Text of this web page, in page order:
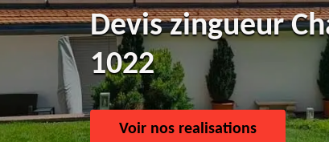
Devis zingueur
1022
Voir nos realisations